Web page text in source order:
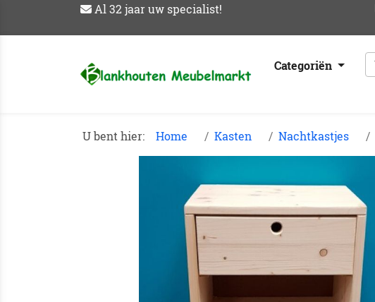
Al 32 jaar uw specialist!
Categoriën
U bent hier: Home Kasten Nachtkastjes